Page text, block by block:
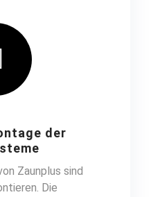
der
Zaunplus sind
Die